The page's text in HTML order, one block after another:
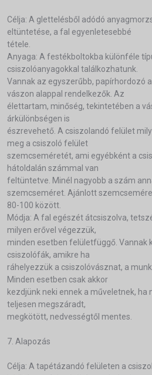
Célja: A glettelésből adódó
eltüntetése, a fal egyenletesebbé
tétele.
Anyaga: A festékboltokba különféle
csiszolóanyagokkal találkozhatunk.
Vannak az egyszerűbb, papírhordozó
vászon alappal rendelkezők. Az
élettartam, minőség, tekintetében a
árkülönbségen is
észrevehető. A csiszolandó felület
meg a csiszoló felület
szemcseméretét, ami egyébként a
hátoldalán számmal van
feltüntetve. Minél nagyobb a szám
szemcseméret. Ajánlott
80-100 között.
Módja: A fal egészét átcsiszolva,
milyen erővel végezzük,
minden esetben felületfüggő. Vannak
csiszolófák, amikre ha
ráhelyezzük a csiszolóvásznat, a
Minden esetben csak akkor
kezdjünk neki ennek a műveletnek,
teljesen megszáradt,
megkötött, nedvességtől mentes.
7. Alapozás
Célja: A tapétázandó felületen a